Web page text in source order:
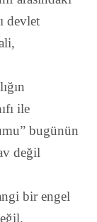
devlet
ile
bugünün
değil
bir engel